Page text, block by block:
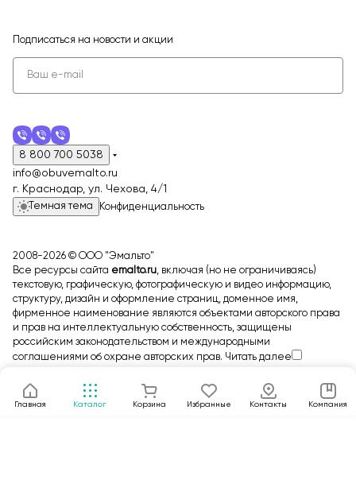
Главная Каталог Корзина Избранные Контакты Компания
Подписаться на новости и акции
8 800 700 5038
info@obuvemalto.ru
г. Краснодар, ул. Чехова, 4/1
Темная тема Конфиденциальность
2008-2026 © ООО "Эмальто"
Все ресурсы сайта emalto.ru, включая (но не ограничиваясь)
текстовую, графическую, фотографическую и видео информацию,
структуру, дизайн и оформление страниц, доменное имя,
фирменное наименование являются объектами авторского права
и прав на интеллектуальную собственность, защищены
российским законодательством и международными
соглашениями об охране авторских прав. Читать далее